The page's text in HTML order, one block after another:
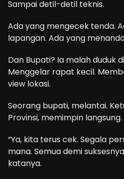
Sampai detil-detil teknis.
Ada yang mengecek tenda.
lapangan. Ada yang
Dan Bupati? Ia malah duduk
Menggelar rapat kecil.
view lokasi.
Seorang bupati, melantai.
Provinsi, memimpin langsung.
“Ya, kita terus cek. Segala
mana. Semua demi
katanya.